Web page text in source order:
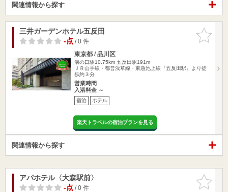
関連情報から探す
お気に入
りに追加
三井ガーデンホテル五反田
-点/ 0 件
東京都 / 品川区
溝の口駅10.75km 五反田駅191m
ＪＲ山手線・都営浅草線・東急池上線『五反田駅』より徒
歩約３分
営業時間
入浴料金 ～
宿泊 ホテル
楽天トラベルの宿泊プランを見る
関連情報から探す
お気に入
りに追加
アパホテル〈大森駅前〉
-点/ 0 件